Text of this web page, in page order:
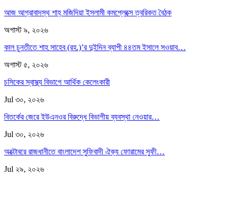
আজ আগ্রাবাদস্থ শাহ্ মজিদিয়া ইসলামী কমপ্লেক্সে ত্বরিকত বৈঠক
অগাস্ট ৯, ২০২৬
কাল চুনতীতে শাহ সাহেব (রহ.)’র দুইদিন ব্যাপী ৪৪তম ইসালে সওয়াব…
অগাস্ট ৫, ২০২৬
চসিকের স্বাস্থ্য বিভাগে আর্থিক কেলেংকারী
Jul ৩০, ২০২৬
বিতর্কের জেরে ইউএনওর বিরুদ্ধে বিভাগীয় ব্যবস্থা নেওয়ার…
Jul ৩০, ২০২৬
অক্টোবরে রাজধানীতে বাংলাদেশ সুফিবাদী ঐক্য ফোরামের সুফী…
Jul ২৯, ২০২৬